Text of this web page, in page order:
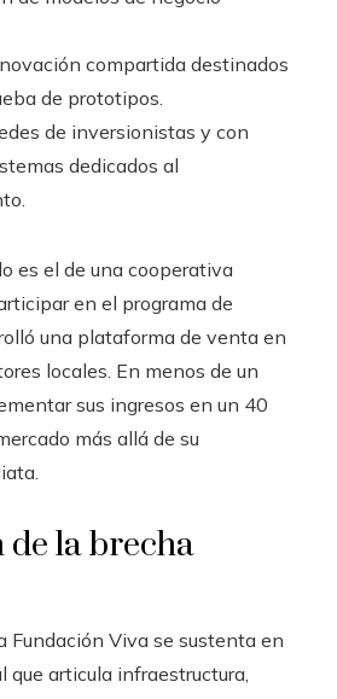
compartida destinados
de prototipos.
de inversionistas y con
dedicados al
es el de una cooperativa
en el programa de
una plataforma de venta en
locales. En menos de un
sus ingresos en un 40
más allá de su
la brecha
Fundación Viva se sustenta en
articula infraestructura,